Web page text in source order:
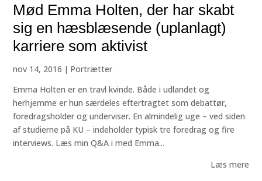
Mød Emma Holten, der har skabt
sig en hæsblæsende (uplanlagt)
karriere som aktivist
nov 14, 2016 | Portrætter
Emma Holten er en travl kvinde. Både i udlandet og
herhjemme er hun særdeles eftertragtet som debattør,
foredragsholder og underviser. En almindelig uge – ved siden
af studierne på KU – indeholder typisk tre foredrag og fire
interviews. Læs min Q&A i med Emma...
Læs mere